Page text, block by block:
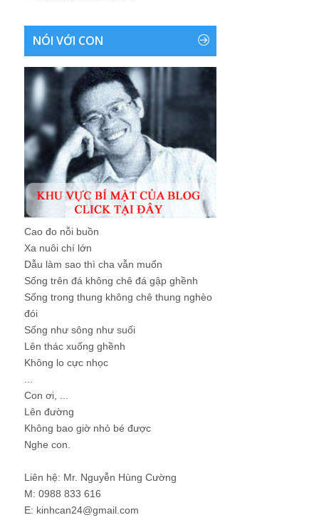
NÓI VỚI CON
Cao đo nỗi buồn
Xa nuôi chí lớn
Dẫu làm sao thì cha vẫn muốn
Sống trên đá không chê đá gập ghềnh
Sống trong thung không chê thung nghèo
đói
Sống như sông như suối
Lên thác xuống ghềnh
Không lo cực nhọc
Con ơi, ...
Lên đường
Không bao giờ nhỏ bé được
Nghe con.
Liên hệ: Mr. Nguyễn Hùng Cường
M: 0988 833 616
E: kinhcan24@gmail.com